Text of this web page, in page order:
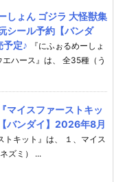
しょん ゴジラ 大怪獣集
シール予約【バンダ
定♪
『にふぉるめーしょ
ハース』は、 全35種（う
マイスファーストキッ
バンダイ】2026年8月
トキット』は、 １、マイス
ズミ） ...